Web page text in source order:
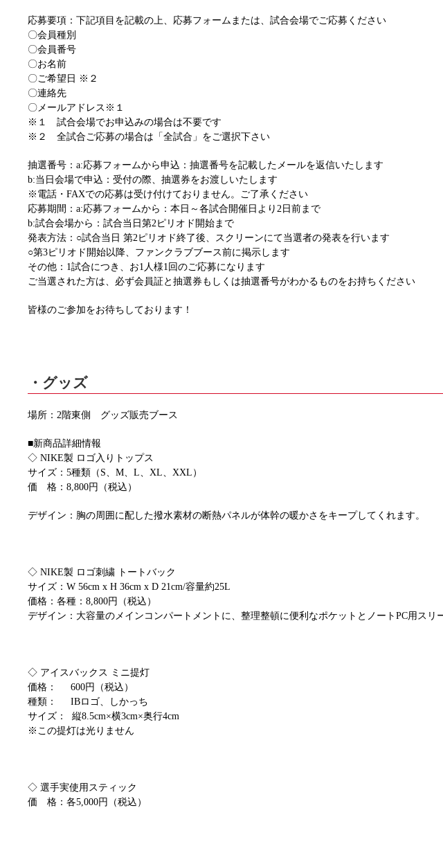
応募要項：下記項目を記載の上、応募フォームまたは、試合会場でご応募ください
〇会員種別
〇会員番号
〇お名前
〇ご希望日 ※２
〇連絡先
〇メールアドレス※１
※１ 試合会場でお申込みの場合は不要です
※２ 全試合ご応募の場合は「全試合」をご選択下さい
抽選番号：a:応募フォームから申込：抽選番号を記載したメールを返信いたします
b:当日会場で申込：受付の際、抽選券をお渡しいたします
※電話・FAXでの応募は受け付けておりません。ご了承ください
応募期間：a:応募フォームから：本日～各試合開催日より2日前まで
b:試合会場から：試合当日第2ピリオド開始まで
発表方法：○試合当日 第2ピリオド終了後、スクリーンにて当選者の発表を行います
○第3ピリオド開始以降、ファンクラブブース前に掲示します
その他：1試合につき、お1人様1回のご応募になります
ご当選された方は、必ず会員証と抽選券もしくは抽選番号がわかるものをお持ちください
皆様のご参加をお待ちしております！
・グッズ
場所：2階東側 グッズ販売ブース
■新商品詳細情報
◇ NIKE製 ロゴ入りトップス
サイズ：5種類（S、M、L、XL、XXL）
価 格：8,800円（税込）
デザイン：胸の周囲に配した撥水素材の断熱パネルが体幹の暖かさをキープしてくれます。
◇ NIKE製 ロゴ刺繍 トートバック
サイズ：W 56cm x H 36cm x D 21cm/容量約25L
価格：各種：8,800円（税込）
デザイン：大容量のメインコンパートメントに、整理整頓に便利なポケットとノートPC用ス
◇ アイスバックス ミニ提灯
価格： 600円（税込）
種類： IBロゴ、しかっち
サイズ： 縦8.5cm×横3cm×奥行4cm
※この提灯は光りません
◇ 選手実使用スティック
価 格：各5,000円（税込）